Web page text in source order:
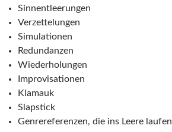
Sinnentleerungen
Verzettelungen
Simulationen
Redundanzen
Wiederholungen
Improvisationen
Klamauk
Slapstick
Genrereferenzen, die ins Leere laufen